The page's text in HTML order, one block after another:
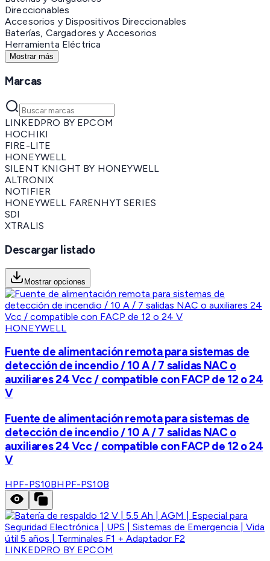
Direccionables
Accesorios y Dispositivos Direccionables
Baterías, Cargadores y Accesorios
Herramienta Eléctrica
Mostrar más
Marcas
LINKEDPRO BY EPCOM
HOCHIKI
FIRE-LITE
HONEYWELL
SILENT KNIGHT BY HONEYWELL
ALTRONIX
NOTIFIER
HONEYWELL FARENHYT SERIES
SDI
XTRALIS
Descargar listado
Mostrar opciones
HONEYWELL
Fuente de alimentación remota para sistemas de
detección de incendio / 10 A / 7 salidas NAC o
auxiliares 24 Vcc / compatible con FACP de 12 o 24
V
Fuente de alimentación remota para sistemas de
detección de incendio / 10 A / 7 salidas NAC o
auxiliares 24 Vcc / compatible con FACP de 12 o 24
V
HPF-PS10BHPF-PS10B
LINKEDPRO BY EPCOM